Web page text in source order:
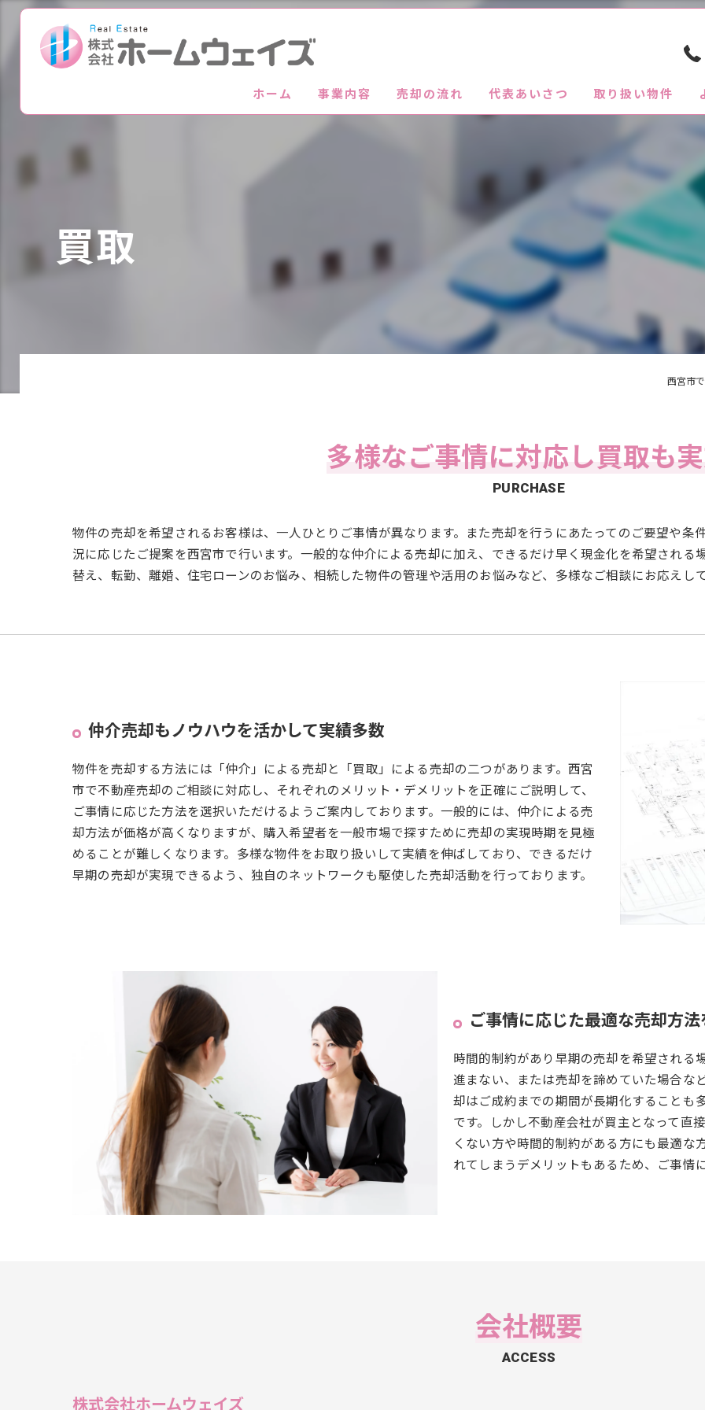
ホーム 事業内容 売却の流れ 代表あいさつ 取り扱い物件
買取
西宮市
多様なご事情に対応し買取も
PURCHASE
物件の売却を希望されるお客様は、一人ひとりご事情が異なります。また売却を行うにあたってのご要望や条
況に応じたご提案を西宮市で行います。一般的な仲介による売却に加え、できるだけ早く現金化を希望される
替え、転勤、離婚、住宅ローンのお悩み、相続した物件の管理や活用のお悩みなど、多様なご相談にお応えし
仲介売却もノウハウを活かして実績多数
物件を売却する方法には「仲介」による売却と「買取」による売却の二つがあります。西宮
市で不動産売却のご相談に対応し、それぞれのメリット・デメリットを正確にご説明して、
ご事情に応じた方法を選択いただけるようご案内しております。一般的には、仲介による売
却方法が価格が高くなりますが、購入希望者を一般市場で探すために売却の実現時期を見極
めることが難しくなります。多様な物件をお取り扱いして実績を伸ばしており、できるだけ
早期の売却が実現できるよう、独自のネットワークも駆使した売却活動を行っております。
ご事情に応じた最適な売却方
時間的制約があり早期の売却を希望される
進まない、または売却を諦めていた場合な
却はご成約までの期間が長期化することも
です。しかし不動産会社が買主となって直
くない方や時間的制約がある方にも最適な
れてしまうデメリットもあるため、ご事情
会社概要
ACCESS
株式会社ホームウェイズ